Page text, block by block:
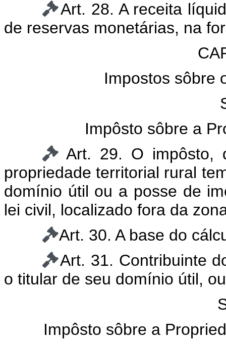
Art. 28. A receita
de reservas monetárias, na
Impostos sôbre
Impôsto sôbre a
Art. 29. O impôsto,
propriedade territorial rural
domínio útil ou a posse de
lei civil, localizado fora da
Art. 30. A base do
Art. 31. Contribuinte
o titular de seu domínio útil,
Impôsto sôbre a